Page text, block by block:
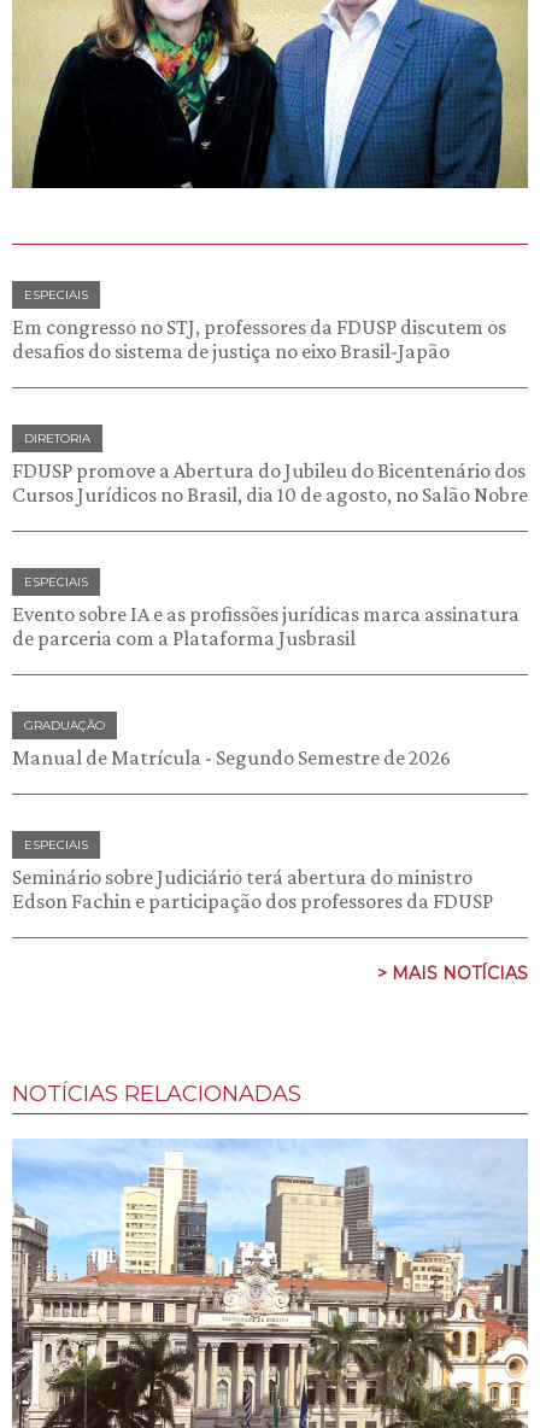
ESPECIAIS
Em congresso no STJ, professores da FDUSP discutem os
desafios do sistema de justiça no eixo Brasil-Japão
DIRETORIA
FDUSP promove a Abertura do Jubileu do Bicentenário dos
Cursos Jurídicos no Brasil, dia 10 de agosto, no Salão Nobre
ESPECIAIS
Evento sobre IA e as profissões jurídicas marca assinatura
de parceria com a Plataforma Jusbrasil
GRADUAÇÃO
Manual de Matrícula - Segundo Semestre de 2026
ESPECIAIS
Seminário sobre Judiciário terá abertura do ministro
Edson Fachin e participação dos professores da FDUSP
> MAIS NOTÍCIAS
NOTÍCIAS RELACIONADAS